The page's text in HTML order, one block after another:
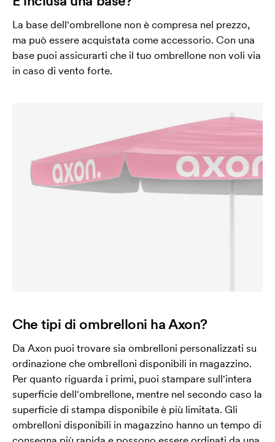
La base dell'ombrellone non è compresa nel prezzo,
ma può essere acquistata come accessorio. Con una
base puoi assicurarti che il tuo ombrellone non voli via
in caso di vento forte.
Che tipi di ombrelloni ha Axon?
Da Axon puoi trovare sia ombrelloni personalizzati su
ordinazione che ombrelloni disponibili in magazzino.
Per quanto riguarda i primi, puoi stampare sull'intera
superficie dell'ombrellone, mentre nel secondo caso la
superficie di stampa disponibile è più limitata. Gli
ombrelloni disponibili in magazzino hanno un tempo di